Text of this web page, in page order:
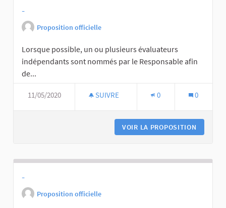
-
Proposition officielle
Lorsque possible, un ou plusieurs évaluateurs
indépendants sont nommés par le Responsable afin
de...
11/05/2020 SUIVRE 0 0
VOIR LA PROPOSITION
-
Proposition officielle